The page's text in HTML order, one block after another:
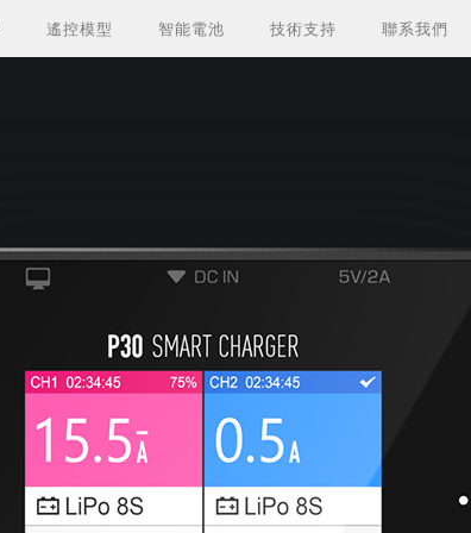
遙控模型 智能電池 技術支持 聯系我們